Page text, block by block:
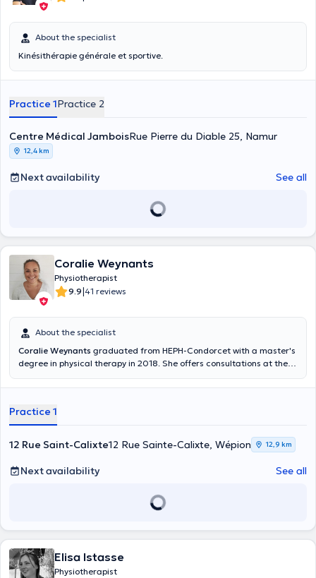
About the specialist
Kinésithérapie générale et sportive.
Practice 1Practice 2
Centre Médical JamboisRue Pierre du Diable 25, Namur
12,4 km
Next availability See all
Coralie Weynants
Physiotherapist
9.9|41 reviews
About the specialist
Coralie Weynants graduated from HEPH-Condorcet with a master's
degree in physical therapy in 2018. She offers consultations at the
practices sports kinesiology in her office and by following a
Practice 1
12 Rue Saint-Calixte12 Rue Sainte-Calixte, Wépion 12,9 km
Next availability See all
Elisa Istasse
Physiotherapist